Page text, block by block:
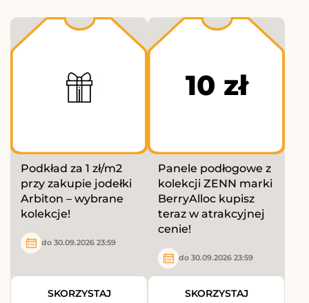
Podkład za 1 zł/m2
przy zakupie jodełki
Arbiton – wybrane
kolekcje!
do 30.09.2026 23:59
SKORZYSTAJ
10 zł
Panele podłogowe z
kolekcji ZENN marki
BerryAlloc kupisz
teraz w atrakcyjnej
cenie!
do 30.09.2026 23:59
SKORZYSTAJ